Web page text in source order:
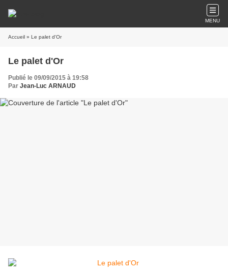
MENU
Accueil » Le palet d'Or
Le palet d'Or
Publié le 09/09/2015 à 19:58
Par Jean-Luc ARNAUD